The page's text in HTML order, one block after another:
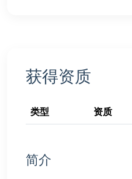
获得资质
类型 资质
简介